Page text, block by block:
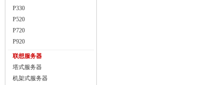
P330
P520
P720
P920
联想服务器
塔式服务器
机架式服务器